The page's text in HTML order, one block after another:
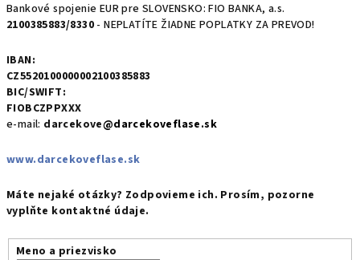
Bankové spojenie EUR pre SLOVENSKO: FIO BANKA, a.s.
2100385883/8330 - NEPLATÍTE ŽIADNE POPLATKY ZA PREVOD!
IBAN:
CZ5520100000002100385883
BIC/SWIFT:
FIOBCZPPXXX
e-mail: darcekove@darcekoveflase.sk
www.darcekoveflase.sk
Máte nejaké otázky? Zodpovieme ich. Prosím, pozorne
vyplňte kontaktné údaje.
Meno a priezvisko